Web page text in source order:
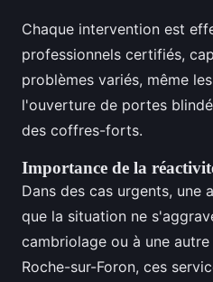
Chaque intervention est
professionnels certifiés,
problèmes variés, même
l'ouverture de portes
des coffres-forts.
Importance de la
Dans des cas urgents, une
que la situation ne
cambriolage ou à une
Roche-sur-Foron, ces